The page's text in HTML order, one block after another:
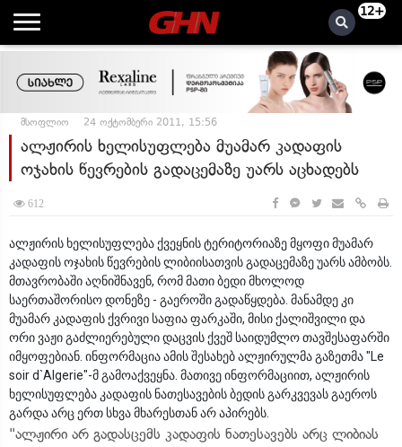
12+
მსოფლიო 24 ოქტომბერი 2011, 15:56
ალჟირის ხელისუფლება მუამარ კადაფის
ოჯახის წევრების გადაცემაზე უარს აცხადებს
612
ალჟირის ხელისუფლება ქვეყნის ტერიტორიაზე მყოფი მუამარ
კადაფის ოჯახის წევრების ლიბიისათვის გადაცემაზე უარს ამბობს.
მთავრობაში აღნიშნავენ, რომ მათი ბედი მხოლოდ
საერთაშორისო დონეზე - გაეროში გადაწყდება. მანამდე კი
მუამარ კადაფის ქვრივი საფია ფარკაში, მისი ქალიშვილი და
ორი ვაჟი გაძლიერებული დაცვის ქვეშ საიდუმლო თავშესაფარში
იმყოფებიან. ინფორმაცია ამის შესახებ ალჟირულმა გაზეთმა "Le
soir d`Algerie"-მ გამოაქვეყნა. მათივე ინფორმაციით, ალჟირის
ხელისუფლება კადაფის ნათესავების ბედის გარკვევას გაეროს
გარდა არც ერთ სხვა მხარესთან არ აპირებს.
"ალჟირი არ გადასცემს კადაფის ნათესავებს არც ლიბიას